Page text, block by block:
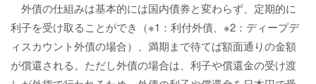
外債の仕組みは基本的には国内債券と変わらず、定期的に
利子を受け取ることができ（※1：利付外債、※2：ディープデ
ィスカウント外債の場合）、満期まで待てば額面通りの金額
が償還される。ただし外債の場合は、利子や償還金の受け渡